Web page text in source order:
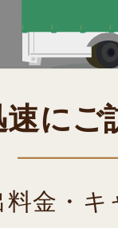
速にご
料金・